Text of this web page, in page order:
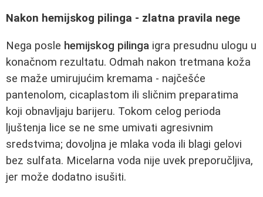
Nakon hemijskog pilinga - zlatna pravila nege
Nega posle hemijskog pilinga igra presudnu ulogu u
konačnom rezultatu. Odmah nakon tretmana koža
se maže umirujućim kremama - najčešće
pantenolom, cicaplastom ili sličnim preparatima
koji obnavljaju barijeru. Tokom celog perioda
ljuštenja lice se ne sme umivati agresivnim
sredstvima; dovoljna je mlaka voda ili blagi gelovi
bez sulfata. Micelarna voda nije uvek preporučljiva,
jer može dodatno isušiti.